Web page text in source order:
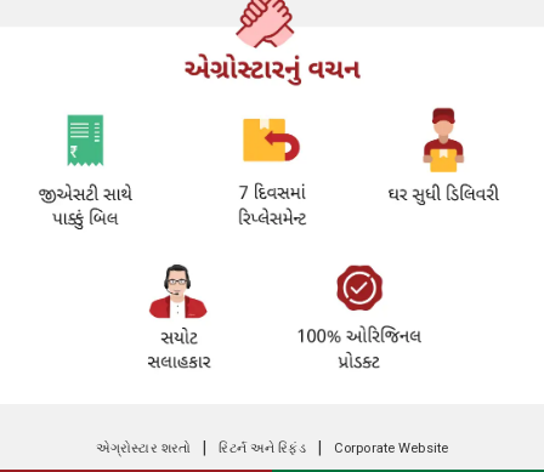
એગ્રોસ્ટાર શરતો રિટર્ન અને રિફંડ Corporate Website